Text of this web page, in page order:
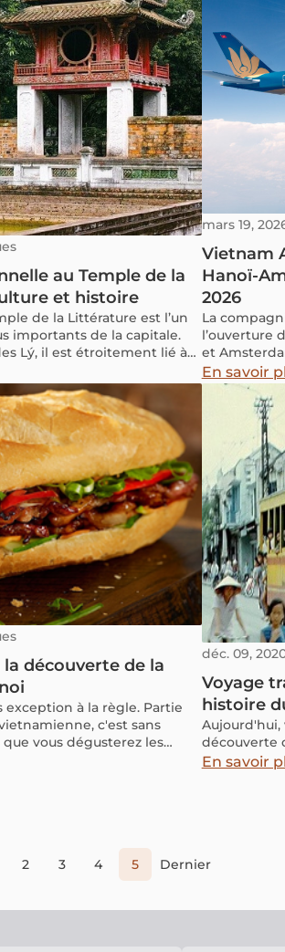
au Temple de la
et histoire
de la Littérature est l’un
importants de la capitale.
Lý, il est étroitement lié à
confucianisme et des
l’occasion
je vous propose ici un regard
pour mieux comprendre
et sa place dans
mars 19,
Vietnam
Hanoï-
2026
La
l’ouverture
et
2026.
En savoir
découverte de la
exception à la règle. Partie
c'est sans
vous dégusterez les
Ainsi, suivez-
déc. 09,
Voyage
histoire
Aujourd'hui,
découverte
En savoir
2 3 4 5 Dernier